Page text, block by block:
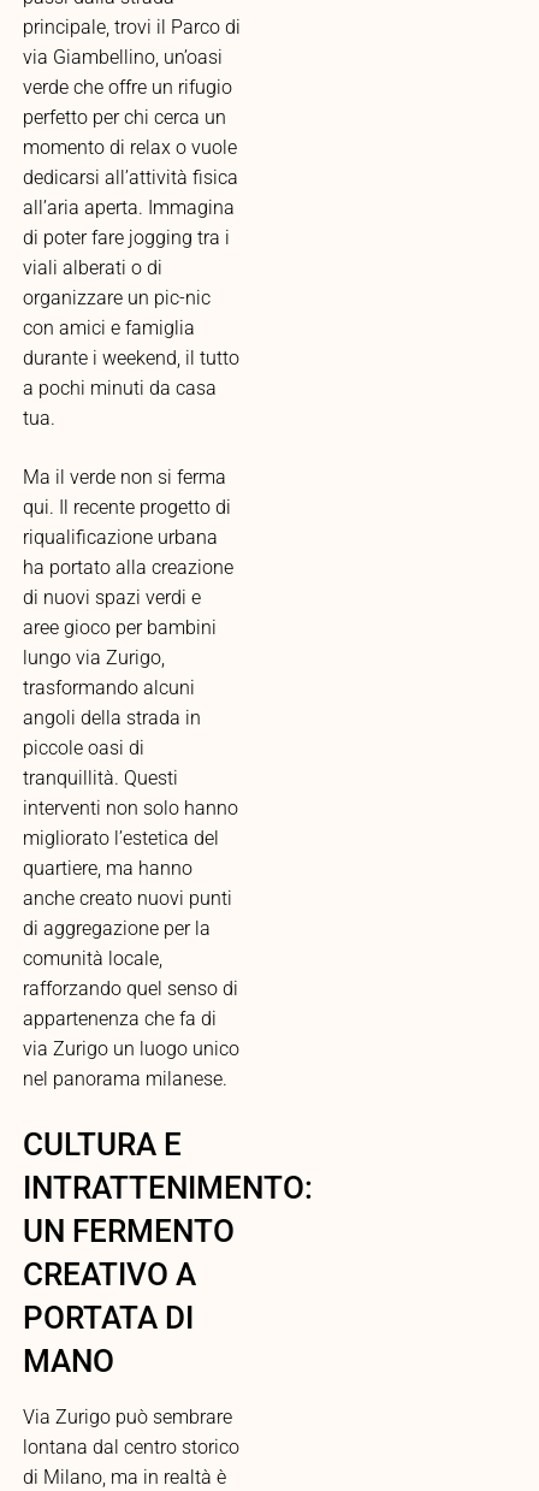
principale, trovi il Parco di
via Giambellino, un’oasi
verde che offre un rifugio
perfetto per chi cerca un
momento di relax o vuole
dedicarsi all’attività fisica
all’aria aperta. Immagina
di poter fare jogging tra i
viali alberati o di
organizzare un pic-nic
con amici e famiglia
durante i weekend, il tutto
a pochi minuti da casa
tua.
Ma il verde non si ferma
qui. Il recente progetto di
riqualificazione urbana
ha portato alla creazione
di nuovi spazi verdi e
aree gioco per bambini
lungo via Zurigo,
trasformando alcuni
angoli della strada in
piccole oasi di
tranquillità. Questi
interventi non solo hanno
migliorato l’estetica del
quartiere, ma hanno
anche creato nuovi punti
di aggregazione per la
comunità locale,
rafforzando quel senso di
appartenenza che fa di
via Zurigo un luogo unico
nel panorama milanese.
CULTURA E
INTRATTENIMENTO:
UN FERMENTO
CREATIVO A
PORTATA DI
MANO
Via Zurigo può sembrare
lontana dal centro storico
di Milano, ma in realtà è